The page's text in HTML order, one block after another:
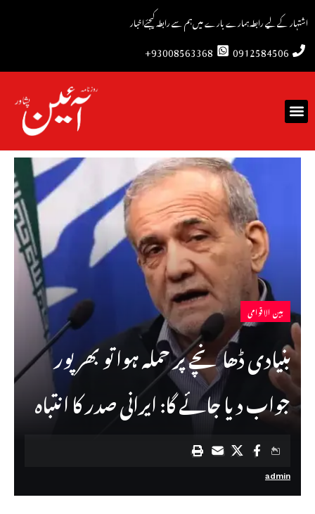
اشتہار کے لیے رابطہہمارے بارے میںہم سے رابطہ کیجئےاخبار
0912584506
93008563368+
بین الاقوامی
بنیادی ڈھانچے پر حملہ ہوا تو بھرپور
جواب دیا جائے گا: ایرانی صدر کا انتباہ
admin